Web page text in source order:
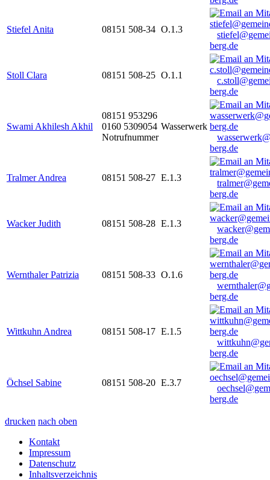
Stiefel Anita 08151 508-34 O.1.3
berg.de
Stoll Clara 08151 508-25 O.1.1
berg.de
Swami Akhilesh Akhil
08151 953296
0160 5309054
Notrufnummer
Wasserwerk
berg.de
Tralmer Andrea 08151 508-27 E.1.3
berg.de
Wacker Judith 08151 508-28 E.1.3
berg.de
Wernthaler Patrizia 08151 508-33 O.1.6
berg.de
Wittkuhn Andrea 08151 508-17 E.1.5
berg.de
Öchsel Sabine 08151 508-20 E.3.7
berg.de
drucken nach oben
Kontakt
Impressum
Datenschutz
Inhaltsverzeichnis